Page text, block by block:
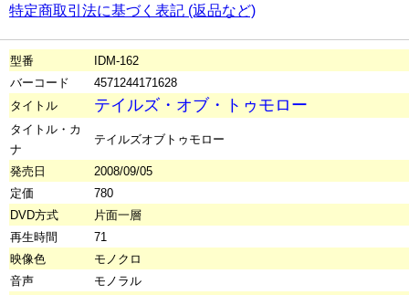
特定商取引法に基づく表記 (返品など)
型番
IDM-162
バーコード
4571244171628
タイトル
テイルズ・オブ・トゥモロー
タイトル・カ
ナ
テイルズオブトゥモロー
発売日
2008/09/05
定価
780
DVD方式
片面一層
再生時間
71
映像色
モノクロ
音声
モノラル